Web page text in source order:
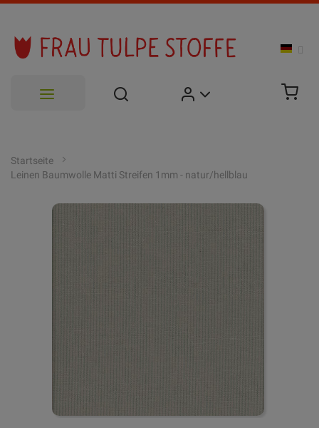
springen
Startseite
Leinen Baumwolle Matti Streifen 1mm - natur/hellblau